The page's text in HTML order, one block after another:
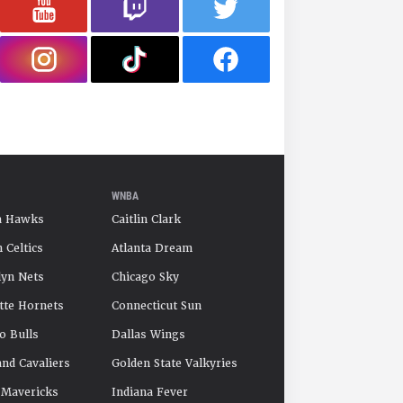
Hawks
Celtics
Nets
Hornets
Bulls
Cavaliers
WNBA
Caitlin Clark
Atlanta Dream
Chicago Sky
Connecticut Sun
Dallas Wings
Golden State Valkyries
Indiana Fever